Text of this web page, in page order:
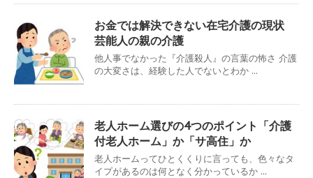
お金では解決できない在宅介護の現状
芸能人の親の介護
他人事でなかった『介護殺人』の言葉の怖さ 介護
の大変さは、経験した人でないとわか ...
老人ホーム選びの4つのポイント「介護
付老人ホーム」か「サ高住」か
老人ホームってひとくくりに言っても、色々なタ
イプがあるのは何となく分かっているか ...